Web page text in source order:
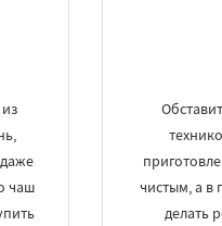
чаш
чистым, а
делать